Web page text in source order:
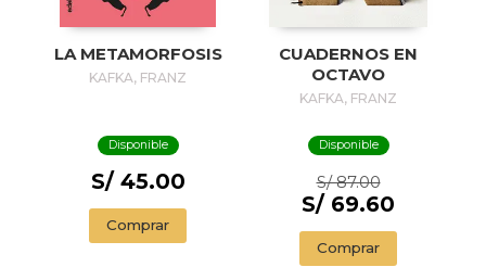
LA METAMORFOSIS
KAFKA, FRANZ
Disponible
S/ 45.00
Comprar
CUADERNOS EN
OCTAVO
KAFKA, FRANZ
Disponible
S/ 87.00
S/ 69.60
Comprar